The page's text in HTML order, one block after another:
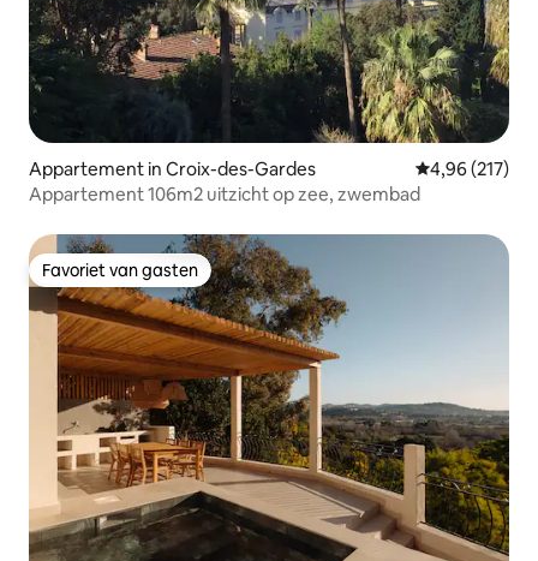
Appartement in Croix-des-Gardes Gemiddelde
4,96 (217)
Appartement 106m2 uitzicht op zee, zwembad
Favoriet van gasten
Favoriet van gasten